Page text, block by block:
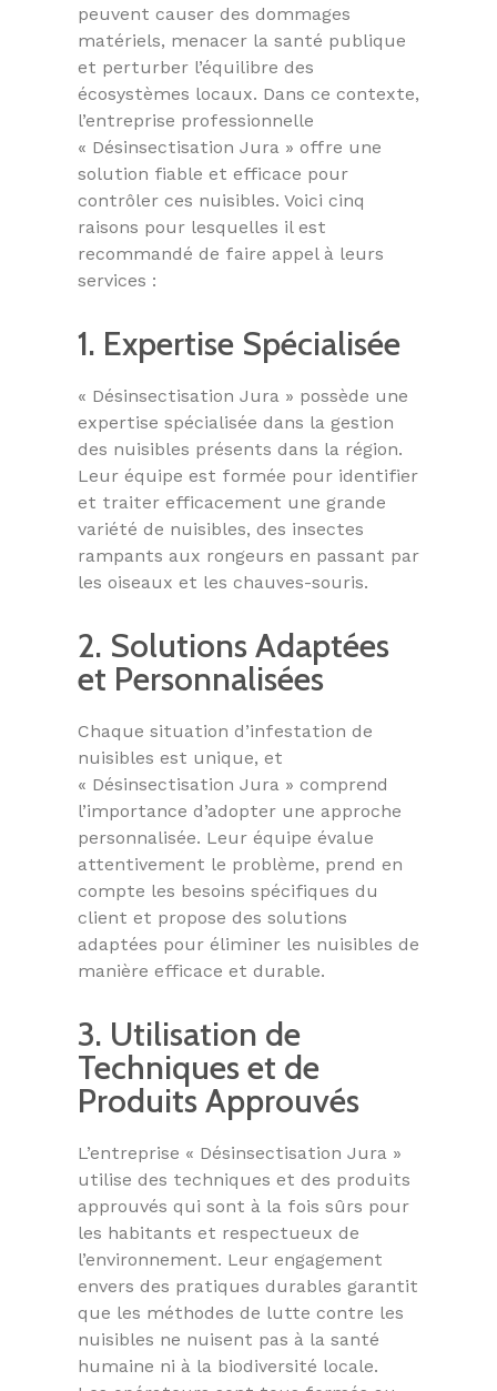
peuvent causer des dommages
matériels, menacer la santé publique
et perturber l’équilibre des
écosystèmes locaux. Dans ce contexte,
l’entreprise professionnelle
« Désinsectisation Jura » offre une
solution fiable et efficace pour
contrôler ces nuisibles. Voici cinq
raisons pour lesquelles il est
recommandé de faire appel à leurs
services :
1. Expertise Spécialisée
« Désinsectisation Jura » possède une
expertise spécialisée dans la gestion
des nuisibles présents dans la région.
Leur équipe est formée pour identifier
et traiter efficacement une grande
variété de nuisibles, des insectes
rampants aux rongeurs en passant par
les oiseaux et les chauves-souris.
2. Solutions Adaptées
et Personnalisées
Chaque situation d’infestation de
nuisibles est unique, et
« Désinsectisation Jura » comprend
l’importance d’adopter une approche
personnalisée. Leur équipe évalue
attentivement le problème, prend en
compte les besoins spécifiques du
client et propose des solutions
adaptées pour éliminer les nuisibles de
manière efficace et durable.
3. Utilisation de
Techniques et de
Produits Approuvés
L’entreprise « Désinsectisation Jura »
utilise des techniques et des produits
approuvés qui sont à la fois sûrs pour
les habitants et respectueux de
l’environnement. Leur engagement
envers des pratiques durables garantit
que les méthodes de lutte contre les
nuisibles ne nuisent pas à la santé
humaine ni à la biodiversité locale.